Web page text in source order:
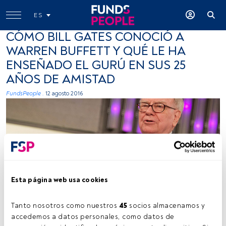
Esta página web usa cookies
Tanto nosotros como nuestros 45 socios almacenamos y
accedemos a datos personales, como datos de
ES
CÓMO BILL GATES CONOCIÓ A
WARREN BUFFETT Y QUÉ LE HA
ENSEÑADO EL GURÚ EN SUS 25
AÑOS DE AMISTAD
FundsPeople . 12 agosto 2016
Fortune Live Media, Flickr, Creative Commons